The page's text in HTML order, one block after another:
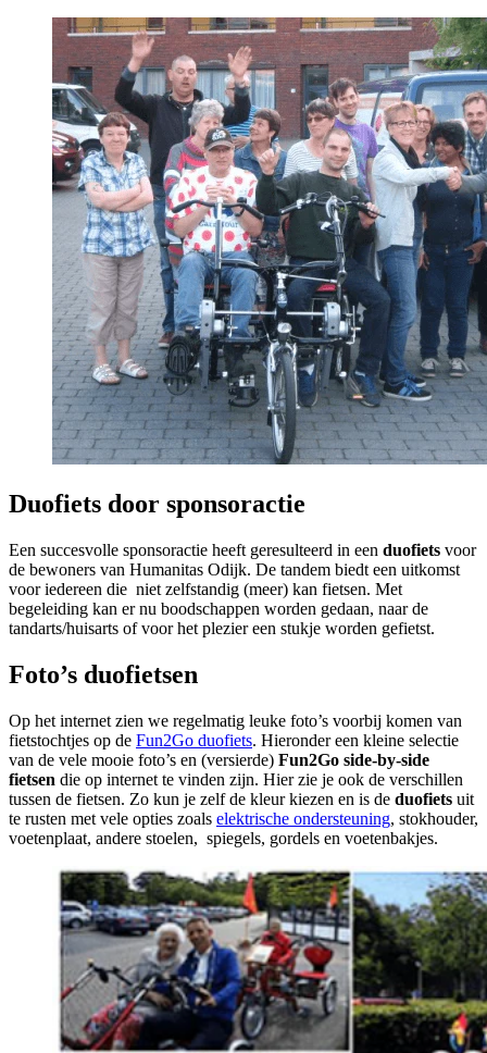
Duofiets door sponsoractie
Een succesvolle sponsoractie heeft geresulteerd in een duofiets voor
de bewoners van Humanitas Odijk. De tandem biedt een uitkomst
voor iedereen die niet zelfstandig (meer) kan fietsen. Met
begeleiding kan er nu boodschappen worden gedaan, naar de
tandarts/huisarts of voor het plezier een stukje worden gefietst.
Foto’s duofietsen
Op het internet zien we regelmatig leuke foto’s voorbij komen van
fietstochtjes op de Fun2Go duofiets. Hieronder een kleine selectie
van de vele mooie foto’s en (versierde) Fun2Go side-by-side
fietsen die op internet te vinden zijn. Hier zie je ook de verschillen
tussen de fietsen. Zo kun je zelf de kleur kiezen en is de duofiets uit
te rusten met vele opties zoals elektrische ondersteuning, stokhouder,
voetenplaat, andere stoelen, spiegels, gordels en voetenbakjes.